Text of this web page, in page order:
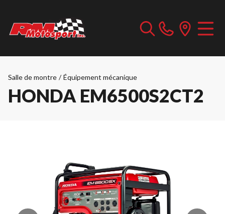
Salle de montre / Équipement mécanique
HONDA EM6500S2CT2